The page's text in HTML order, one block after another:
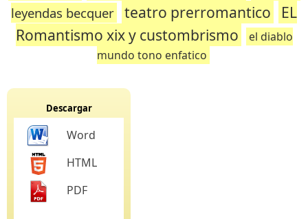
leyendas becquer teatro prerromantico
EL
Romantismo xix y custombrismo
el diablo
mundo tono enfatico
Descargar
Word
HTML
PDF